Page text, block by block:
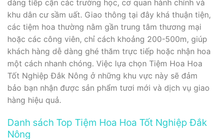
dàng tiếp cận các trường học, cơ quan hành chính và
khu dân cư sầm uất. Giao thông tại đây khá thuận tiện,
các tiệm hoa thường nằm gần trung tâm thương mại
hoặc các công viên, chỉ cách khoảng 200-500m, giúp
khách hàng dễ dàng ghé thăm trực tiếp hoặc nhận hoa
một cách nhanh chóng. Việc lựa chọn Tiệm Hoa Hoa
Tốt Nghiệp Đắk Nông ở những khu vực này sẽ đảm
bảo bạn nhận được sản phẩm tươi mới và dịch vụ giao
hàng hiệu quả.
Danh sách Top Tiệm Hoa Hoa Tốt Nghiệp Đắk
Nông